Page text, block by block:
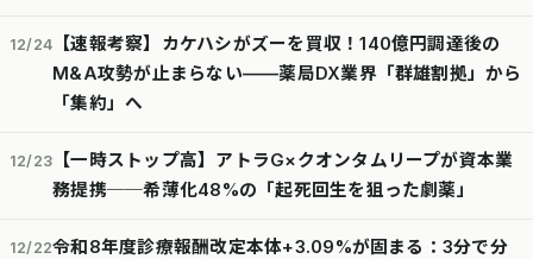
12/24
【速報考察】カケハシがズーを買収！140億円調達後の
M&A攻勢が止まらない——薬局DX業界「群雄割拠」から
「集約」へ
12/23
【一時ストップ高】アトラG×クオンタムリープが資本業
務提携──希薄化48%の「起死回生を狙った劇薬」
12/22令和8年度診療報酬改定本体+3.09%が固まる：3分で分